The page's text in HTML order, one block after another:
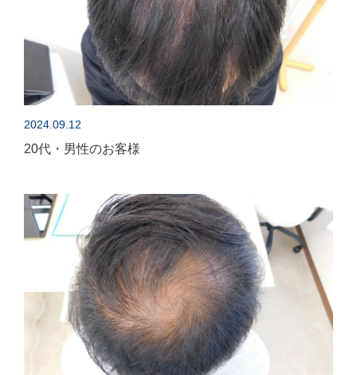
2024.09.12
20代・男性のお客様